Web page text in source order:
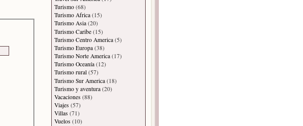
Turismo (68)
Turismo Africa (15)
Turismo Asia (20)
Turismo Caribe (15)
Turismo Centro America (5)
Turismo Europa (38)
Turismo Norte America (17)
Turismo Oceanía (12)
Turismo rural (57)
Turismo Sur America (18)
Turismo y aventura (20)
Vacaciones (88)
Viajes (57)
Villas (71)
Vuelos (10)